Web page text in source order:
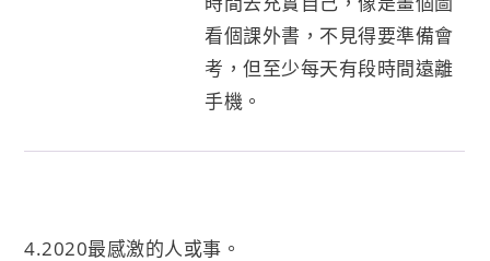
看個課外書，不見得要準備會
考，但至少每天有段時間遠離
手機。
4.2020最感激的人或事。